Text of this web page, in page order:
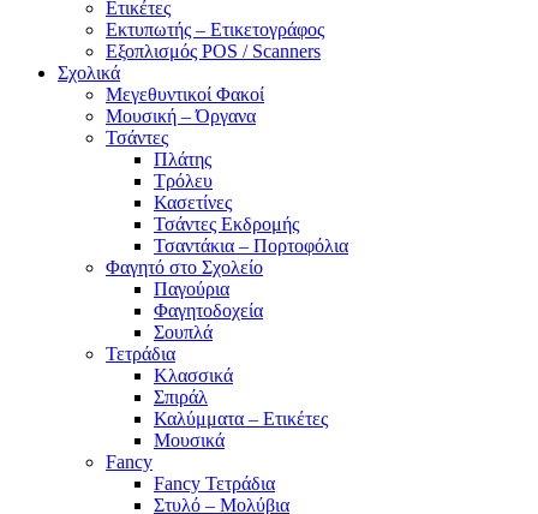
Ετικέτες
Εκτυπωτής – Ετικετογράφος
Εξοπλισμός POS / Scanners
Σχολικά
Μεγεθυντικοί Φακοί
Μουσική – Όργανα
Τσάντες
Πλάτης
Τρόλευ
Κασετίνες
Τσάντες Εκδρομής
Τσαντάκια – Πορτοφόλια
Φαγητό στο Σχολείο
Παγούρια
Φαγητοδοχεία
Σουπλά
Τετράδια
Κλασσικά
Σπιράλ
Καλύμματα – Ετικέτες
Μουσικά
Fancy
Fancy Τετράδια
Στυλό – Μολύβια